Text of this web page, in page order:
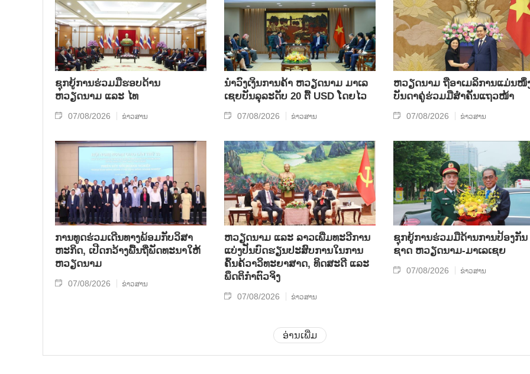
ຊຸກຍູ້ການຮ່ວມມືຮອບດ້ານ
ຫວຽດນາມ ແລະ ໄທ
07/08/2026 ຂ່າວສານ
ນຳ​ວົງ​ເງິນ​ການ​ຄ້າ ຫວຽດ​ນາມ ມາ​ເລ​
ເຊຍ​ບັນ​ລຸ​ລະ​ດັບ 20 ຕື້ USD ໂດຍ​ໄວ
07/08/2026 ຂ່າວສານ
ຫ​ວຽດ​ນາມ ຖື​ອາ​ເມ​ລິ​ການ​ແມ່ນ​ໜຶ່
ບັນ​ດາ​ຄູ່​ຮ່ວມ​ມື​ສຳ​ຄັນ​ແຖວ​ໜ້າ
07/08/2026 ຂ່າວສານ
ການ​ທູດ​ຮ່ວມ​ເດີນ​ທາງ​ພ້ອມກັບ​ວິ​ສາ​
ຫະ​ກ​ິດ, ເປີດກວ້າງ​ພື້ນ​ຖີ່​ພັດ​ທະ​ນາ​ໃຫ້​
ຫວຽດ​ນາມ
07/08/2026 ຂ່າວສານ
ຫວຽດ​ນາມ ແລະ ລາວ​ເພີ່ມ​ທະ​ວີ​ການ​
ແບ່​ງ​ປັນ​ບົດ​ຮຽນ​ປະ​ສົບ​ການ​ໃນ​ການ​
ຄົ້ນ​ຄ້​ວາ​ວິ​ທະ​ຍາ​ສາດ, ທິດ​ສະ​ດີ ແລະ
ພຶດ​ຕິ​ກຳຕົວ​ຈິງ
07/08/2026 ຂ່າວສານ
ຊຸກ​ຍູ້​ການ​ຮ່ວມ​ມື​ດ້ານ​ການ​ປ້ອງ​ກັນ​
ຊາດ ຫວຽດ​ນາມ-ມາ​ເລ​ເຊຍ
07/08/2026 ຂ່າວສານ
ອ່ານເພີ່ມ